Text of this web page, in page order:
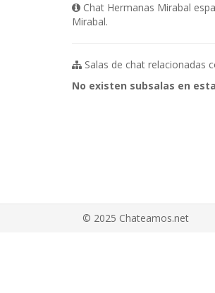
Chat Hermanas Mirabal
Mirabal.
Salas de chat relacionadas
No existen subsalas en
© 2025 Chateamos.net